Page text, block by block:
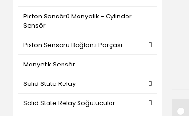
Piston Sensörü Manyetik - Cylinder
Sensör
Piston Sensörü Bağlantı Parçası
Manyetik Sensör
Solid State Relay
Solid State Relay Soğutucular